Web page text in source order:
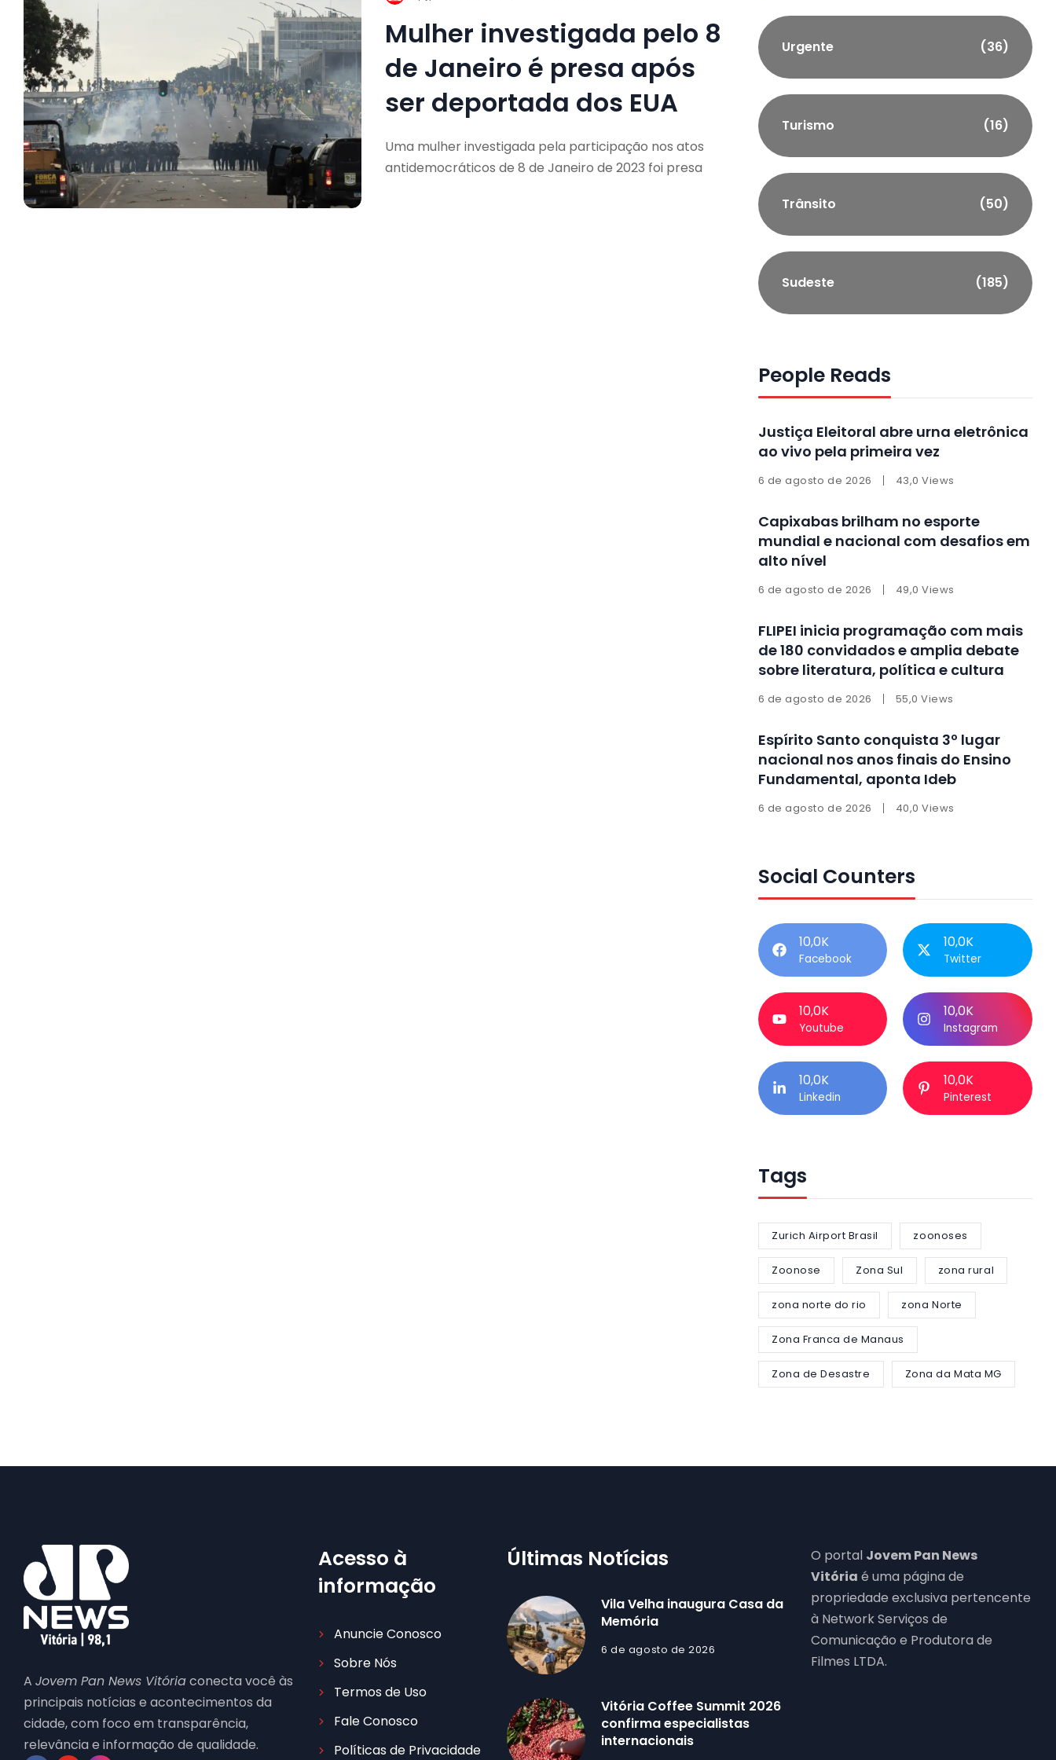
Mulher investigada pelo 8
de Janeiro é presa após
ser deportada dos EUA
Uma mulher investigada pela participação nos atos
antidemocráticos de 8 de Janeiro de 2023 foi presa
Urgente (36)
Turismo (16)
Trânsito (50)
Sudeste (185)
People Reads
Justiça Eleitoral abre urna eletrônica
ao vivo pela primeira vez
6 de agosto de 2026 43,0 Views
Capixabas brilham no esporte
mundial e nacional com desafios em
alto nível
6 de agosto de 2026 49,0 Views
FLIPEI inicia programação com mais
de 180 convidados e amplia debate
sobre literatura, política e cultura
6 de agosto de 2026 55,0 Views
Espírito Santo conquista 3º lugar
nacional nos anos finais do Ensino
Fundamental, aponta Ideb
6 de agosto de 2026 40,0 Views
Social Counters
10,0K
Facebook
10,0K
Twitter
10,0K
Youtube
10,0K
Instagram
10,0K
Linkedin
10,0K
Pinterest
Tags
Zurich Airport Brasil zoonoses
Zoonose Zona Sul zona rural
zona norte do rio zona Norte
Zona Franca de Manaus
Zona de Desastre Zona da Mata MG
A Jovem Pan News Vitóriaconecta você às
principais notícias e acontecimentos da
cidade, com foco em transparência,
relevância e informação de qualidade.
Acesso à
informação
Anuncie Conosco
Sobre Nós
Termos de Uso
Fale Conosco
Políticas de Privacidade
Últimas Notícias
Vila Velha inaugura Casa da
Memória
6 de agosto de 2026
Vitória Coffee Summit 2026
confirma especialistas
internacionais
O portal Jovem Pan News
Vitória é uma página de
propriedade exclusiva pertencente
à Network Serviços de
Comunicação e Produtora de
Filmes LTDA.